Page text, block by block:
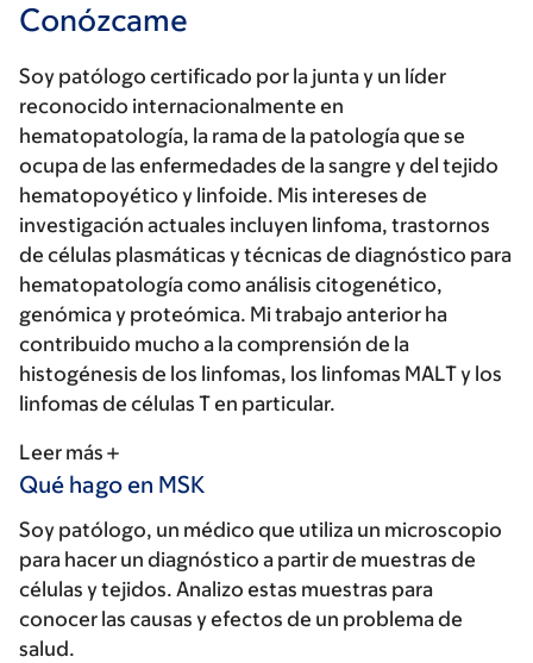
Conózcame
Soy patólogo certificado por la junta y un líder
reconocido internacionalmente en
hematopatología, la rama de la patología que se
ocupa de las enfermedades de la sangre y del tejido
hematopoyético y linfoide. Mis intereses de
investigación actuales incluyen linfoma, trastornos
de células plasmáticas y técnicas de diagnóstico para
hematopatología como análisis citogenético,
genómica y proteómica. Mi trabajo anterior ha
contribuido mucho a la comprensión de la
histogénesis de los linfomas, los linfomas MALT y los
linfomas de células T en particular.
Leer más
Qué hago en MSK
Soy patólogo, un médico que utiliza un microscopio
para hacer un diagnóstico a partir de muestras de
células y tejidos. Analizo estas muestras para
conocer las causas y efectos de un problema de
salud.